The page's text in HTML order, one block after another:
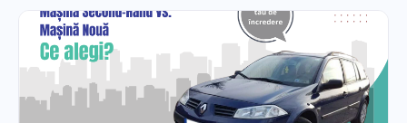
pentru vehiculul tău.
1. Înregistrarea și Crearea Anunțului
Auto:
Învață cum să îți înregistrezi mașina și să creezi un anunț